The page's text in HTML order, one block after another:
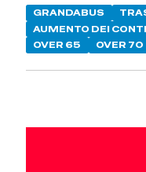
GRANDABUS
AUMENTO DEI
OVER 65
OVER 70